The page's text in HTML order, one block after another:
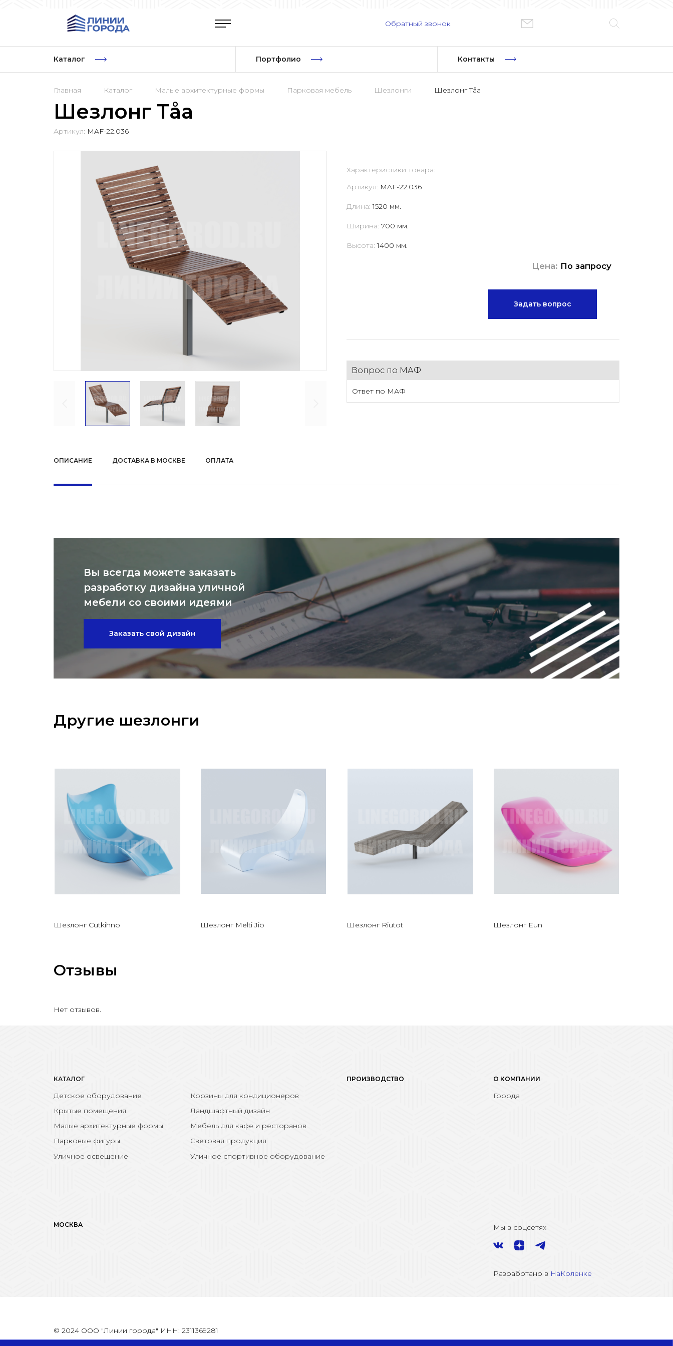
Обратный звонок
Каталог Портфолио Контакты
Главная Каталог Малые архитектурные формы Парковая мебель Шезлонги Шезлонг Tåa
Шезлонг Tåa
Артикул: MAF-22.036
Характеристики товара:
Артикул: MAF-22.036
Длина:1520 мм.
Ширина: 700 мм.
Высота:1400 мм.
Цена: По запросу
Задать вопрос
Вопрос по МАФ
Ответ по МАФ
ОПИСАНИЕ ДОСТАВКА В МОСКВЕ ОПЛАТА
Вы всегда можете заказать
разработку дизайна уличной
мебели со своими идеями
Заказать свой дизайн
Другие шезлонги
Шезлонг Cutkihno Шезлонг Melti Jiö Шезлонг Riutot Шезлонг Eun
Отзывы
Нет отзывов.
КАТАЛОГ
Детское оборудование
Корзины для кондиционеров
Крытые помещения
Ландшафтный дизайн
Малые архитектурные формы
Мебель для кафе и ресторанов
Парковые фигуры
Световая продукция
Уличное освещение
Уличное спортивное оборудование
ПРОИЗВОДСТВО О КОМПАНИИ
Города
МОСКВА Мы в соцсетях
Разработано в НаКоленке
© 2024 ООО "Линии города" ИНН: 2311369281